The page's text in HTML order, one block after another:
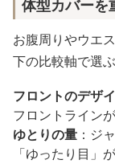
体型カバーを
お腹周りやウエ
下の比較軸で選
フロントのデザ
フロントライン
ゆとりの量 ：ジ
「ゆったり目」